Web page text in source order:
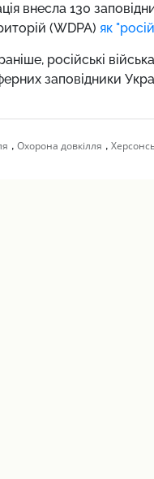
внесла 130
(WDPA) як
російські війська
заповідники
, Охорона довкілля ,